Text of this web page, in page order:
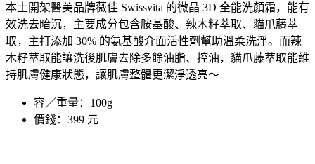
本土開架醫美品牌薇佳 Swissvita 的微晶 3D 全能洗顏霜，能有
效洗去暗沉，主要成分包含胺基酸、辣木籽萃取、貓爪藤萃
取，主打添加 30% 的氨基酸介面活性劑幫助溫柔洗淨。而辣
木籽萃取能讓洗後肌膚去除多餘油脂、控油，貓爪藤萃取能維
持肌膚健康狀態，讓肌膚整體更潔淨透亮～
容／重量：100g
價錢：399 元